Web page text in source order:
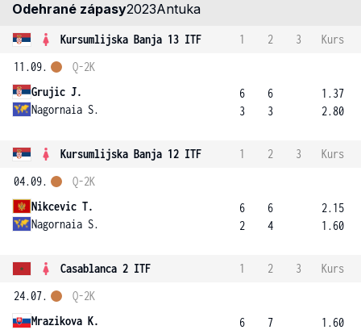
Odehrané zápasy2023Antuka
Kursumlijska Banja 13 ITF 1 2 3
Kurs
11.09.
Grujic J.
Nagornaia S.
Q-2K
6
3
6
3
1.37
2.80
Kursumlijska Banja 12 ITF 1 2 3
Kurs
04.09.
Nikcevic T.
Nagornaia S.
Q-2K
6
2
6
4
2.15
1.60
Casablanca 2 ITF 1 2 3
Kurs
24.07.
Mrazikova K.
Q-2K
6
7
1.60